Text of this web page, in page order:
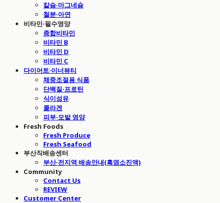
칼슘·마그네슘
철분·아연
비타민·필수영양
종합비타민
비타민 B
비타민 D
비타민 C
다이어트·이너뷰티
체중조절용 식품
단백질·프로틴
식이섬유
콜라겐
피부·모발 영양
Fresh Foods
Fresh Produce
Fresh Seafood
부산직배송센터
부산·전지역 배송안내(흑염소진액)
Community
Contact Us
REVIEW
Customer Center